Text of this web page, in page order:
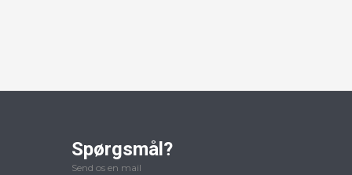
Spørgsmål?
Send os en mail